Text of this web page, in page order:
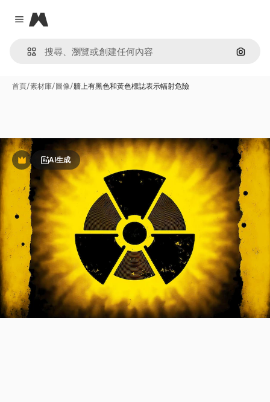
Close menu
Magnific
通過圖
首頁/素材庫/圖像/牆上有黑色和黃色標誌表示輻射危險
PremiumAI生成